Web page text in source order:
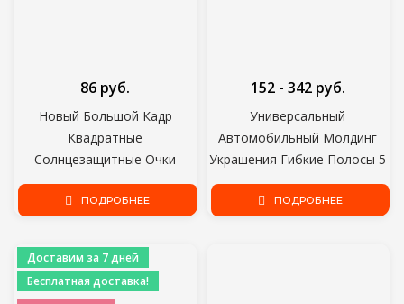
Новый Большой Кадр
Квадратные
Солнцезащитные Очки
Модный Тренд Все-матч
Женские Солнцезащитные
Горячие Продажи
Солнцезащитные Очки
86 руб.
ПОДРОБНЕЕ
Универсальный
Автомобильный Молдинг
Украшения Гибкие Полосы 5
М/1 М Интерьер Авто
Молдинги Крышка
152 - 342 руб.
ПОДРОБНЕЕ
Доставим за 7 дней
Бесплатная доставка!